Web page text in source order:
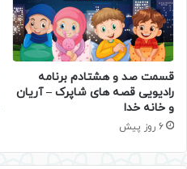
قسمت صد و هشتادم برنامه
رادیویی قصه های شاپرک – آریان
و خانه خدا
6 روز پیش